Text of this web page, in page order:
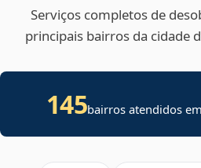
Serviços completos de
principais bairros da cidade
145bairros atendidos